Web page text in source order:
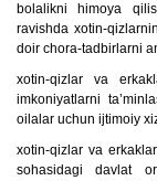
bolalikni himoya
ravishda xotin-
doir chora-tadbirlarni
xotin-qizlar va
imkoniyatlarni
oilalar uchun ijtimoiy
xotin-qizlar va
sohasidagi davlat